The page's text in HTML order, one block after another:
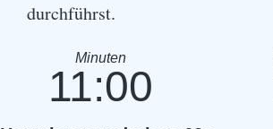
durchführst.
Minuten
11:00